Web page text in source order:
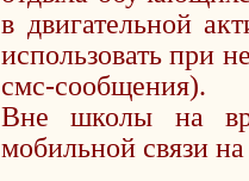
в двигательной
использовать при
смс-сообщения).
Вне школы на
мобильной связи